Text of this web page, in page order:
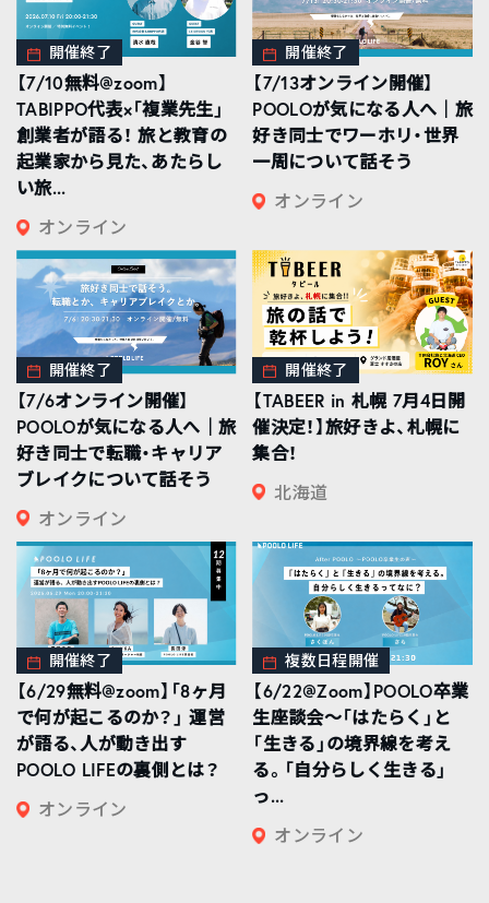
開催終了
【7/10無料@zoom】
TABIPPO代表×「複業先生」
創業者が語る！ 旅と教育の
起業家から見た、あたらし
い旅...
オンライン
開催終了
【7/13オンライン開催】
POOLOが気になる人へ｜旅
好き同士でワーホリ・世界
一周について話そう
オンライン
開催終了
【7/6オンライン開催】
POOLOが気になる人へ｜旅
好き同士で転職・キャリア
ブレイクについて話そう
オンライン
開催終了
【TABEER in 札幌 7月4日開
催決定！】旅好きよ、札幌に
集合！
北海道
開催終了
【6/29無料@zoom】「8ヶ月
で何が起こるのか？」 運営
が語る、人が動き出す
POOLO LIFEの裏側とは？
オンライン
複数日程開催
【6/22@Zoom】POOLO卒業
生座談会〜「はたらく」と
「生きる」の境界線を考え
る。「自分らしく生きる」
っ...
オンライン